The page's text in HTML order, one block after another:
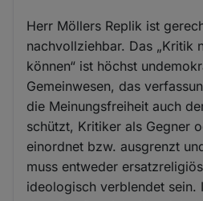
Herr Möllers Replik ist
nachvollziehbar. Das „Kritik
können“ ist höchst
Gemeinwesen, das
die Meinungsfreiheit auch
schützt, Kritiker als Gegner
einordnet bzw. ausgrenzt
muss entweder
ideologisch verblendet sein.